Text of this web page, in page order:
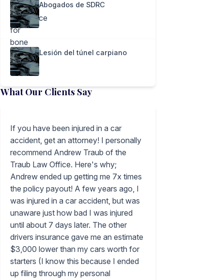
Abogados de SDRC
Lesión del túnel carpiano
What Our Clients Say
If you have been injured in a car
accident, get an attorney! I personally
recommend Andrew Traub of the
Traub Law Office. Here's why;
Andrew ended up getting me 7x times
the policy payout! A few years ago, I
was injured in a car accident, but was
unaware just how bad I was injured
until about 7 days later. The other
drivers insurance gave me an estimate
$3,000 lower than my cars worth for
starters (I know this because I ended
up filing through my personal